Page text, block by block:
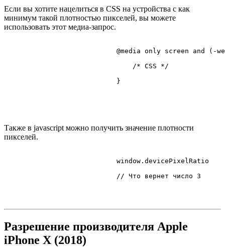
Если вы хотите нацелиться в CSS на устройства с как
минимум такой плотностью пикселей, вы можете
использовать этот медиа-запрос.
@media only screen and (-
/* CSS */
                            }
Также в javascript можно получить значение плотности
пикселей.
                            window.
devicePixelRatio
// Что вернет число 3
Разрешение производителя Apple
iPhone X (2018)